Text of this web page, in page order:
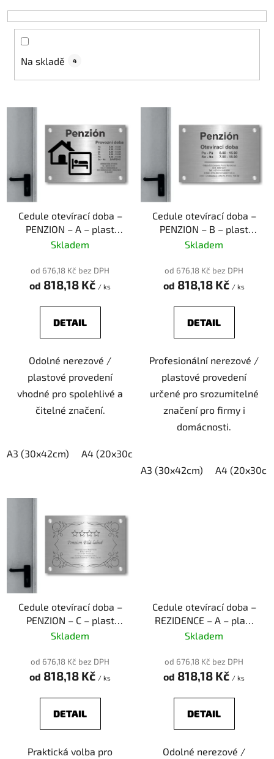
o
d
Na skladě 4
V
s
p
r
Cedule otevírací doba –
PENZION – A – plast
(piktogram)
Skladem
od 676,18 Kč bez DPH
od 818,18 Kč / ks
DETAIL
Odolné nerezové /
plastové provedení
vhodné pro spolehlivé a
čitelné značení.
A3 (30x42cm) A4 (20x30cm)
Cedule otevírací doba –
PENZION – B – plast
(piktogram)
Skladem
od 676,18 Kč bez DPH
od 818,18 Kč / ks
DETAIL
Profesionální nerezové /
plastové provedení
určené pro srozumitelné
značení pro firmy i
domácnosti.
A3 (30x42cm) A4
Cedule otevírací doba –
PENZION – C – plast
(piktogram)
Skladem
od 676,18 Kč bez DPH
od 818,18 Kč / ks
DETAIL
Praktická volba pro
Cedule otevírací doba –
REZIDENCE – A – plast
(piktogram)
Skladem
od 676,18 Kč bez DPH
od 818,18 Kč / ks
DETAIL
Odolné nerezové /